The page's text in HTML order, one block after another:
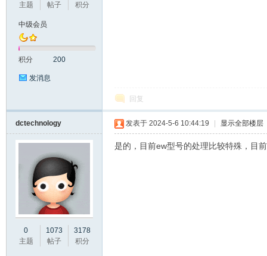
主题
帖子
积分
中级会员
积分 200
发消息
回复
dctechnology
0
主题
1073
帖子
3178
积分
发表于 2024-5-6 10:44:19 显示全部楼层
是的，目前ew型号的处理比较特殊，目